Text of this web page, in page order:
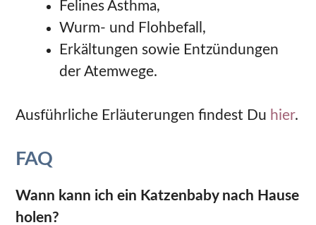
Felines Asthma,
Wurm- und Flohbefall,
Erkältungen sowie Entzündungen
der Atemwege.
Ausführliche Erläuterungen findest Du hier.
FAQ
Wann kann ich ein Katzenbaby nach Hause
holen?